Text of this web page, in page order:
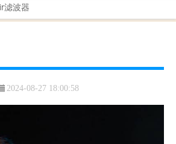
滤波器
2024-08-27 18:00:58